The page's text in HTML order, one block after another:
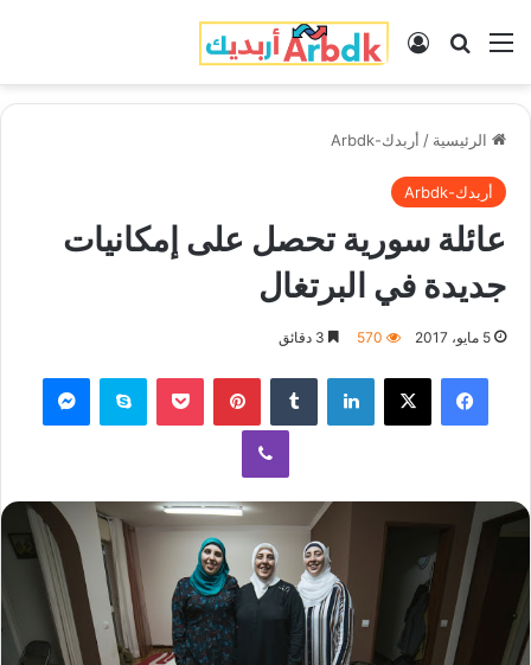
القائمة بحث عنتسجيل الدخول
الرئيسية / أربدك-Arbdk
أربدك-Arbdk
عائلة سورية تحصل على إمكانيات
جديدة في البرتغال
5 مايو، 2017 570
فيسبوك لينكدإن بينتيريست سكايب
ڤايبر